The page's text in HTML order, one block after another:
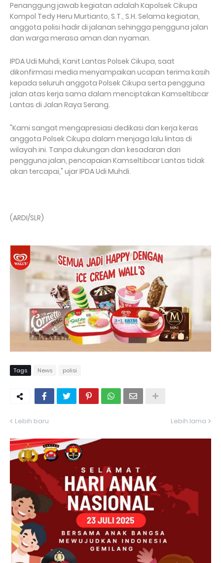
Penanggung jawab kegiatan adalah Kapolsek Cikupa
Kompol Tedy Heru Murtianto, S.T., S.H. Selama kegiatan,
anggota polisi hadir di jalanan sehingga pengguna jalan
dan warga merasa aman dan nyaman.
IPDA Udi Muhdi, Kanit Lantas Polsek Cikupa, saat
dikonfirmasi media menyampaikan ucapan terima kasih
kepada seluruh anggota Polsek Cikupa serta pengguna
jalan atas kerja sama dalam menciptakan Kamseltibcar
Lantas di Jalan Raya Serang.
"Kami sangat mengapresiasi dedikasi dan kerja keras
anggota Polsek Cikupa dalam menjaga lalu lintas di
wilayah ini. Tanpa dukungan dan kesadaran dari
pengguna jalan, pencapaian Kamseltibcar Lantas tidak
akan tercapai," ujar IPDA Udi Muhdi.
(ARDI/SLR)
Tags News polisi
Lebih baru Lebih lama